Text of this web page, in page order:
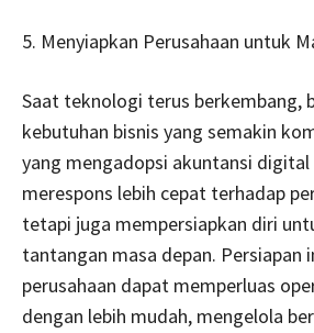
5. Menyiapkan Perusahaan untuk
Saat teknologi terus berkembang,
kebutuhan bisnis yang semakin
yang mengadopsi akuntansi
merespons lebih cepat terhadap
tetapi juga mempersiapkan diri
tantangan masa depan. Persiapan
perusahaan dapat memperluas
dengan lebih mudah, mengelola